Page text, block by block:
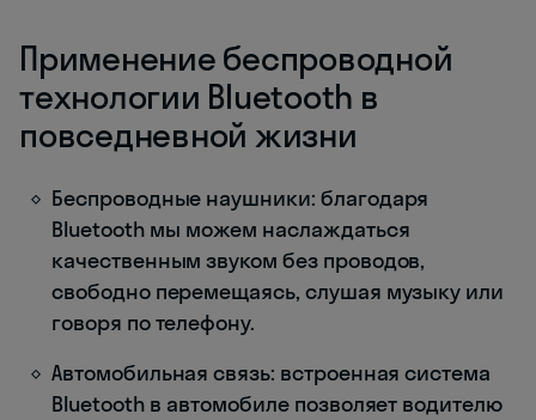
Применение беспроводной
технологии Bluetooth в
повседневной жизни
Беспроводные наушники: благодаря
Bluetooth мы можем наслаждаться
качественным звуком без проводов,
свободно перемещаясь, слушая музыку или
говоря по телефону.
Автомобильная связь: встроенная система
Bluetooth в автомобиле позволяет водителю